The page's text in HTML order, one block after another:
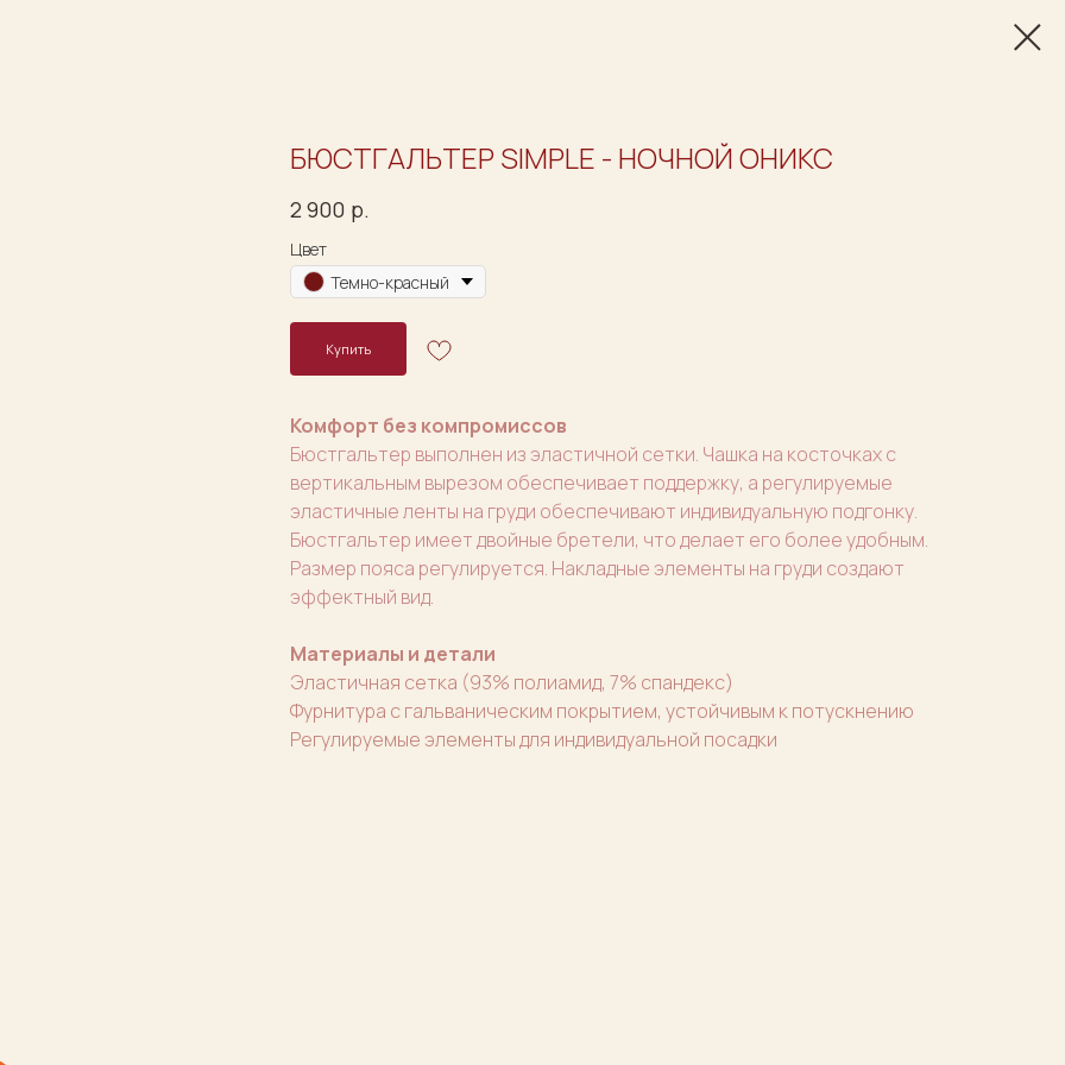
БЮСТГАЛЬТЕР SIMPLE - НОЧНОЙ ОНИКС
2 900 р.
Цвет
Темно-красный
Купить
Комфорт без компромиссов
Бюстгальтер выполнен из эластичной сетки. Чашка на косточках с
вертикальным вырезом обеспечивает поддержку, а регулируемые
эластичные ленты на груди обеспечивают индивидуальную подгонку.
Бюстгальтер имеет двойные бретели, что делает его более удобным.
Размер пояса регулируется. Накладные элементы на груди создают
эффектный вид.
Материалы и детали
Эластичная сетка (93% полиамид, 7% спандекс)
Фурнитура с гальваническим покрытием, устойчивым к потускнению
Регулируемые элементы для индивидуальной посадки